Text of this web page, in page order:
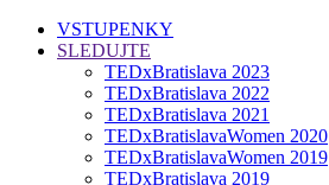
VSTUPENKY
SLEDUJTE
TEDxBratislava 2023
TEDxBratislava 2022
TEDxBratislava 2021
TEDxBratislavaWomen 2020
TEDxBratislavaWomen 2019
TEDxBratislava 2019